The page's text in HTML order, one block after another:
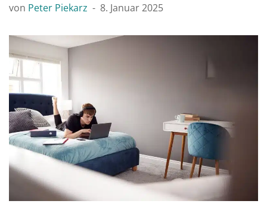
von Peter Piekarz 8. Januar 2025